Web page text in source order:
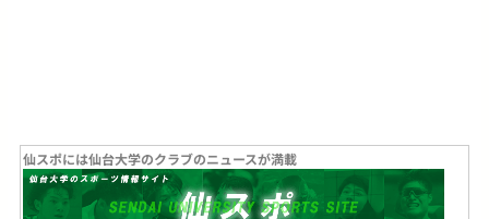
仙スポには仙台大学のクラブのニュースが満載